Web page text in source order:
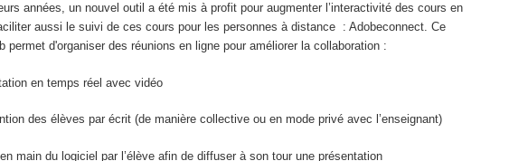
années, un nouvel outil a été mis à profit pour augmenter l’interactivité des cours en
aussi le suivi de ces cours pour les personnes à distance : Adobeconnect. Ce
permet d'organiser des réunions en ligne pour améliorer la collaboration :
en temps réel avec vidéo
des élèves par écrit (de manière collective ou en mode privé avec l’enseignant)
main du logiciel par l’élève afin de diffuser à son tour une présentation